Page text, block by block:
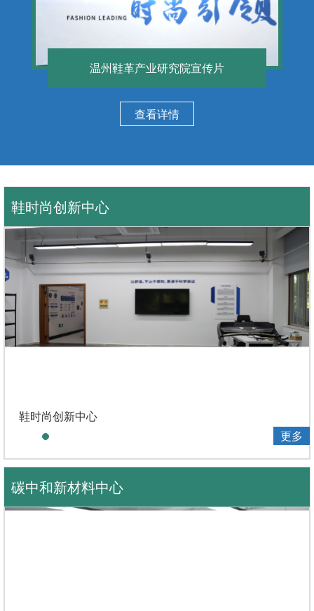
温州鞋革产业研究院宣传片
查看详情
鞋时尚创新中心
鞋时尚创新中心
更多
碳中和新材料中心